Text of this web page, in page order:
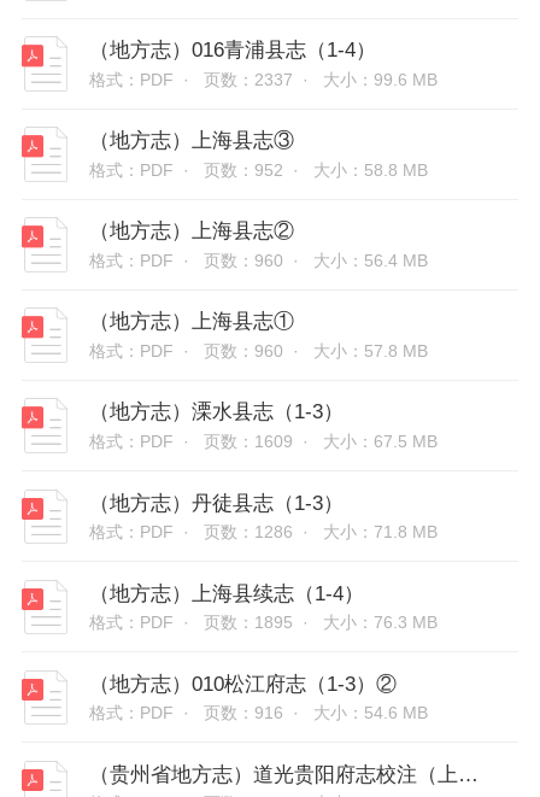
（地方志）016青浦县志（1-4）
格式：PDF · 页数：2337 · 大小：99.6 MB
（地方志）上海县志③
格式：PDF · 页数：952 · 大小：58.8 MB
（地方志）上海县志②
格式：PDF · 页数：960 · 大小：56.4 MB
（地方志）上海县志①
格式：PDF · 页数：960 · 大小：57.8 MB
（地方志）溧水县志（1-3）
格式：PDF · 页数：1609 · 大小：67.5 MB
（地方志）丹徒县志（1-3）
格式：PDF · 页数：1286 · 大小：71.8 MB
（地方志）上海县续志（1-4）
格式：PDF · 页数：1895 · 大小：76.3 MB
（地方志）010松江府志（1-3）②
格式：PDF · 页数：916 · 大小：54.6 MB
（贵州省地方志）道光贵阳府志校注（上册）②